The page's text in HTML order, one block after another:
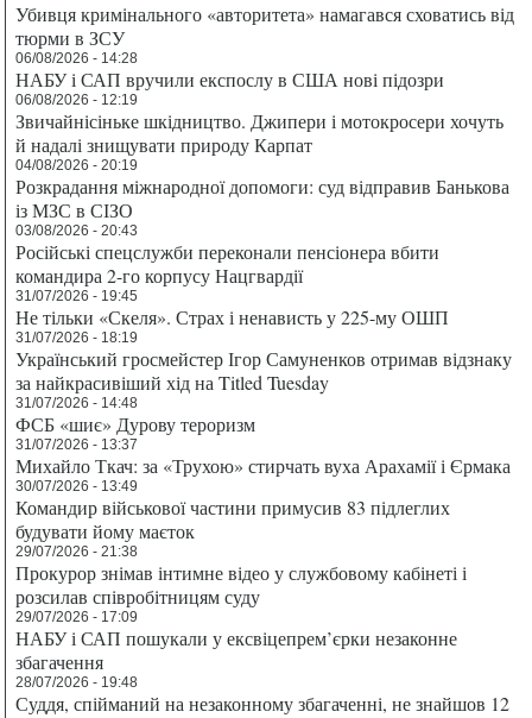
Убивця кримінального «авторитета» намагався сховатись від
тюрми в ЗСУ
06/08/2026 - 14:28
НАБУ і САП вручили експослу в США нові підозри
06/08/2026 - 12:19
Звичайнісіньке шкідництво. Джипери і мотокросери хочуть
й надалі знищувати природу Карпат
04/08/2026 - 20:19
Розкрадання міжнародної допомоги: суд відправив Банькова
із МЗС в СІЗО
03/08/2026 - 20:43
Російські спецслужби переконали пенсіонера вбити
командира 2-го корпусу Нацгвардії
31/07/2026 - 19:45
Не тільки «Скеля». Страх і ненависть у 225-му ОШП
31/07/2026 - 18:19
Український гросмейстер Ігор Самуненков отримав відзнаку
за найкрасивіший хід на Titled Tuesday
31/07/2026 - 14:48
ФСБ «шиє» Дурову тероризм
31/07/2026 - 13:37
Михайло Ткач: за «Трухою» стирчать вуха Арахамії і Єрмака
30/07/2026 - 13:49
Командир військової частини примусив 83 підлеглих
будувати йому маєток
29/07/2026 - 21:38
Прокурор знімав інтимне відео у службовому кабінеті і
розсилав співробітницям суду
29/07/2026 - 17:09
НАБУ і САП пошукали у ексвіцепрем’єрки незаконне
збагачення
28/07/2026 - 19:48
Суддя, спійманий на незаконному збагаченні, не знайшов 12